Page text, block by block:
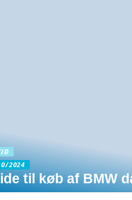
2024
til køb af BMW